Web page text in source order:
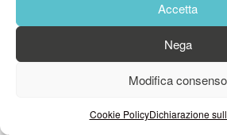
Accetta
Nega
Modifica consenso
Cookie PolicyDichiarazione